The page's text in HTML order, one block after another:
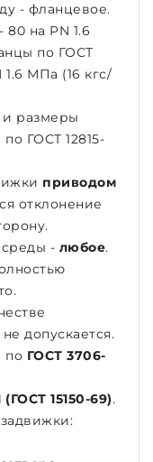
- фланцевое.
на PN 1.6
по ГОСТ
1.6 МПа (16 кгс/
размеры
ГОСТ 12815-
приводом
отклонение
- любое.
допускается.
по ГОСТ 3706-
(ГОСТ 15150-69).